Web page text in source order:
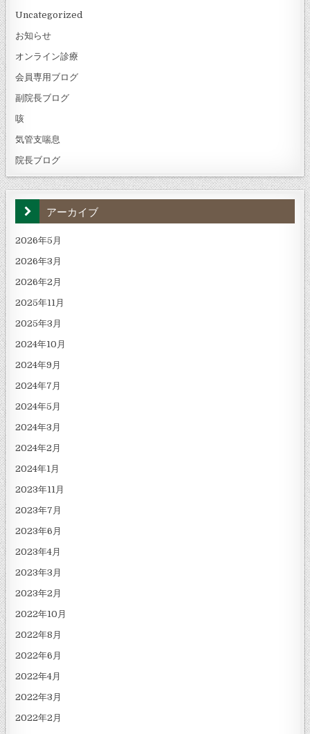
Uncategorized
お知らせ
オンライン診療
会員専用ブログ
副院長ブログ
咳
気管支喘息
院長ブログ
アーカイブ
2026年5月
2026年3月
2026年2月
2025年11月
2025年3月
2024年10月
2024年9月
2024年7月
2024年5月
2024年3月
2024年2月
2024年1月
2023年11月
2023年7月
2023年6月
2023年4月
2023年3月
2023年2月
2022年10月
2022年8月
2022年6月
2022年4月
2022年3月
2022年2月